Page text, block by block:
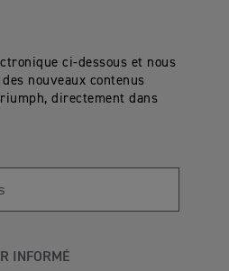
ci-dessous et nous
nouveaux contenus
directement dans
INFORMÉ